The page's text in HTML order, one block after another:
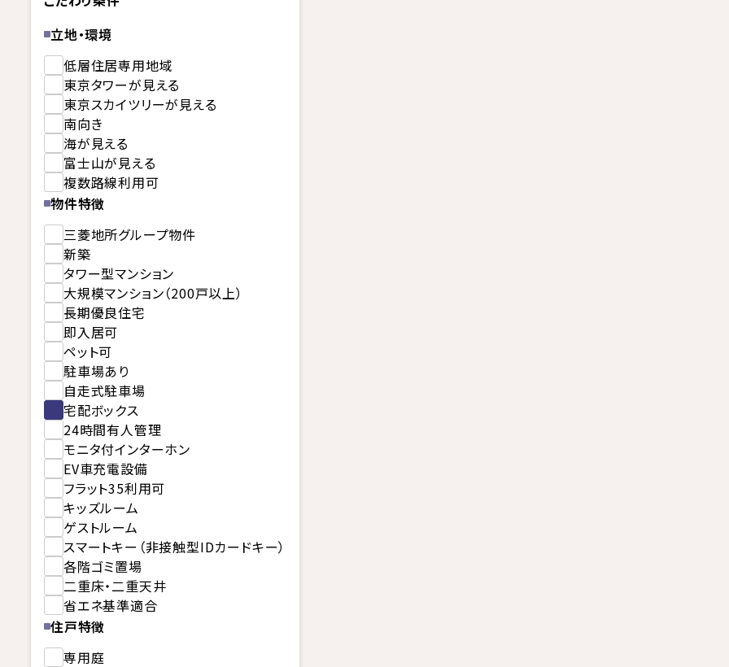
立地・環境
低層住居専用地域
東京タワーが見える
東京スカイツリーが見える
南向き
海が見える
富士山が見える
複数路線利用可
物件特徴
三菱地所グループ物件
新築
タワー型マンション
大規模マンション（200戸以上）
長期優良住宅
即入居可
ペット可
駐車場あり
自走式駐車場
宅配ボックス
24時間有人管理
モニタ付インターホン
EV車充電設備
フラット35利用可
キッズルーム
ゲストルーム
スマートキー（非接触型IDカードキー）
各階ゴミ置場
二重床・二重天井
省エネ基準適合
住戸特徴
専用庭